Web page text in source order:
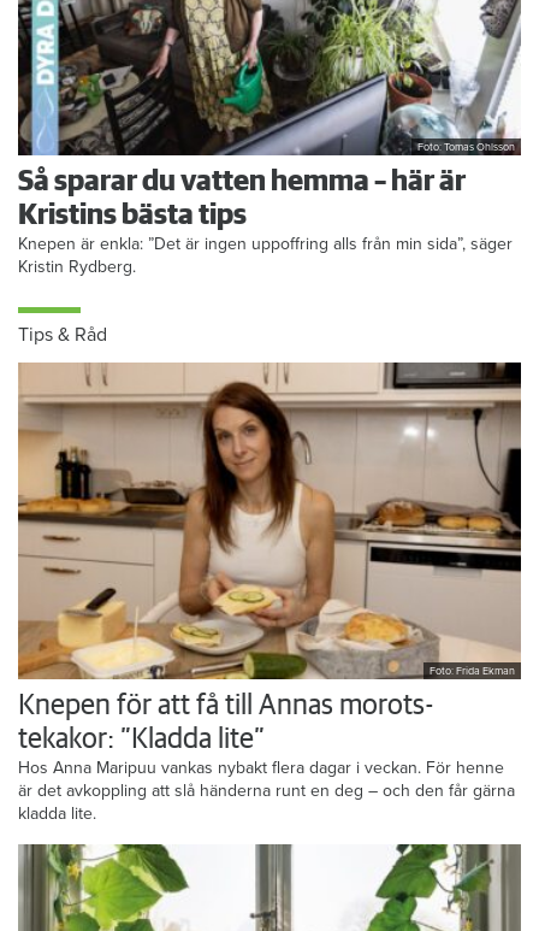
Foto: Tomas Ohlsson
Så sparar du vatten hemma – här är
Kristins bästa tips
Knepen är enkla: ”Det är ingen uppoffring alls från min sida”, säger
Kristin Rydberg.
Tips & Råd
Foto: Frida Ekman
Knepen för att få till Annas morots-
tekakor: ”Kladda lite”
Hos Anna Maripuu vankas nybakt flera dagar i veckan. För henne
är det avkoppling att slå händerna runt en deg – och den får gärna
kladda lite.